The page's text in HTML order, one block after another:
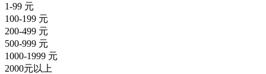
1-99 元
100-199 元
200-499 元
500-999 元
1000-1999 元
2000元以上